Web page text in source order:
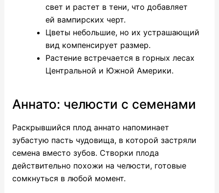
свет и растет в тени, что добавляет
ей вампирских черт.
Цветы небольшие, но их устрашающий
вид компенсирует размер.
Растение встречается в горных лесах
Центральной и Южной Америки.
Аннато: челюсти с семенами
Раскрывшийся плод аннато напоминает
зубастую пасть чудовища, в которой застряли
семена вместо зубов. Створки плода
действительно похожи на челюсти, готовые
сомкнуться в любой момент.